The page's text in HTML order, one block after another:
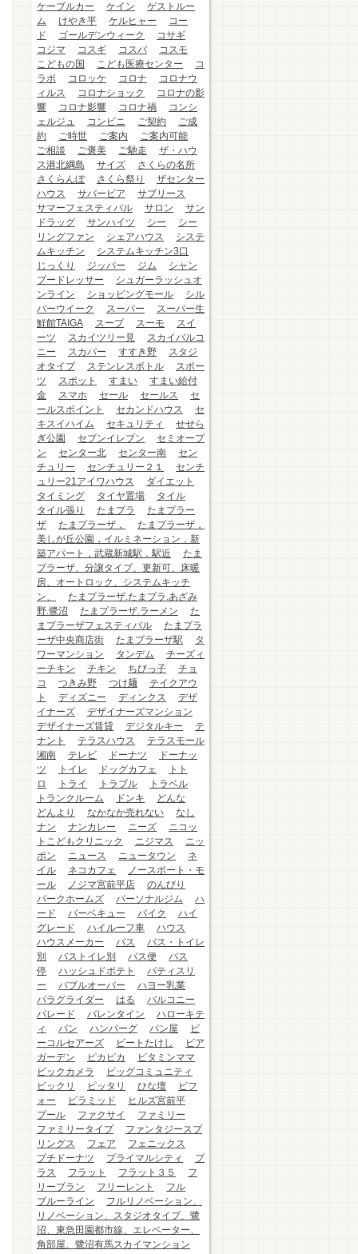
ケーブルカー
ケイン
ゲストルー
ム
けやき平 ケルヒャー
コー
ド
ゴールデンウィーク
コサギ
コジマ
コスギ コスパ
コスモ
こどもの国
こども医療センター
コ
ラボ
コロッケ コロナ
コロナウ
ィルス
コロナショック
コロナの影
響
コロナ影響 コロナ禍
コンシ
ェルジュ
コンビニ ご契約
ご成
約
ご時世 ご案内
ご案内可能
ご相談
ご褒美 ご馳走
ザ・ハウ
ス港北綱島
サイズ
さくらの名所
さくらんぼ
さくら祭り
ザセンター
ハウス
サバービア
サブリース
サマーフェスティバル
サロン
サン
ドラッグ
サンハイツ シー
シー
リングファン
シェアハウス
システ
ムキッチン
システムキッチン3口
じっくり
ジッパー ジム
シャン
プードレッサー
シュガーラッシュオ
ンライン
ショッピングモール
シル
バーウイーク
スーパー
スーパー生
鮮館TAIGA
スープ スーモ
スイ
ーツ
スカイツリー見
スカイバルコ
ニー
スカパー すすき野
スタジ
オタイプ
ステンレスボトル
スポー
ツ
スポット すまい
すまい給付
金
スマホ セール セールス
セ
ールスポイント
セカンドハウス
セ
キスイハイム
セキュリティ
せせら
ぎ公園
セブンイレブン
セミオープ
ン
センター北 センター南
セン
チュリー
センチュリー２１
センチ
ュリー21アイワハウス
ダイエット
タイミング
タイヤ置場
タイル
タイル張り
たまプラ
たまプラー
ザ
たまプラーザ，
たまプラーザ，
美しが丘公園，イルミネーション，新
築アパート，武蔵新城駅，駅近
たま
プラーザ、分譲タイプ、更新可、床暖
房、オートロック、システムキッチ
ン、
たまプラーザ.たまプラ.あざみ
野.鷺沼
たまプラーザ.ラーメン
た
まプラーザフェスティバル
たまプラ
ーザ中央商店街
たまプラーザ駅
タ
ワーマンション
タンデム
チーズィ
ーチキン
チキン ちびっ子
チョ
コ
つきみ野 つけ麺
テイクアウ
ト
ディズニー ディンクス
デザ
イナーズ
デザイナーズマンション
デザイナーズ賃貸
デジタルキー
テ
ナント
テラスハウス
テラスモール
湘南
テレビ ドーナツ
ドーナッ
ツ
トイレ ドッグカフェ
トト
ロ
トライ トラブル
トラベル
トランクルーム
ドンキ
どんな
どんより
なかなか売れない
なし
ナン
ナンカレー ニーズ
ニコッ
トこどもクリニック
ニジマス
ニッ
ポン
ニュース ニュータウン
ネ
イル
ネコカフェ
ノースポート・モ
ール
ノジマ宮前平店
のんびり
パークホームズ
パーソナルジム
ハ
ード
バーベキュー バイク
ハイ
グレード
ハイルーフ車
ハウス
ハウスメーカー
バス
バス・トイレ
別
バストイレ別 バス便
バス
停
ハッシュドポテト
パティスリ
ー
バブルオーバー
ハヨー乳業
パラグライダー
はる
バルコニー
パレード
バレンタイン
ハローキテ
ィ
パン ハンバーグ パン屋
ビ
ーコルセアーズ
ビートたけし
ビア
ガーデン
ピカピカ
ビタミンママ
ビックカメラ
ビッグコミュニティ
ビックリ
ピッタリ ひな壇
ビフ
ォー
ピラミッド
ヒルズ宮前平
プール
ファクサイ
ファミリー
ファミリータイプ
ファンタジースプ
リングス
フェア
フェニックス
プチドーナツ
プライマルシティ
プ
ラス
フラット フラット３５
フ
リープラン
フリーレント
フル
ブルーライン
フルリノベーション、
リノベーション、スタジオタイプ、鷺
沼、東急田園都市線、エレベーター、
角部屋、鷺沼有馬スカイマンション